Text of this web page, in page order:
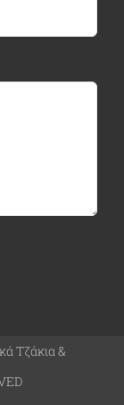
Τζάκια &